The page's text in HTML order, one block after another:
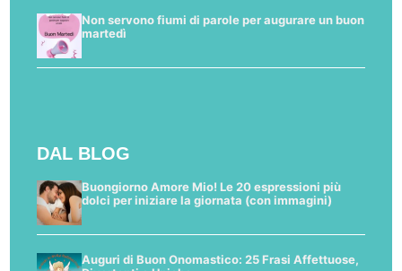
Non servono fiumi di parole per augurare un buon
martedì
DAL BLOG
Buongiorno Amore Mio! Le 20 espressioni più
dolci per iniziare la giornata (con immagini)
Auguri di Buon Onomastico: 25 Frasi Affettuose,